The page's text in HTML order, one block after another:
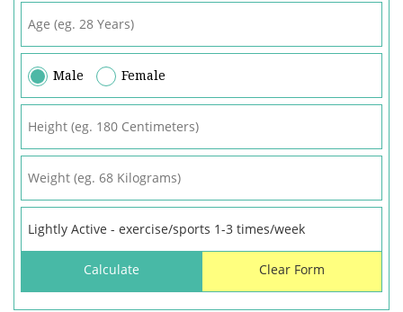
Male Female